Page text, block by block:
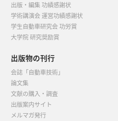
出版・編集 功績感謝状
学術講演会 運営功績感謝状
学生自動車研究会 功労賞
大学院 研究奨励賞
出版物の刊行
会誌「自動車技術」
論文集
文献の購入・調査
出版案内サイト
メルマガ発行